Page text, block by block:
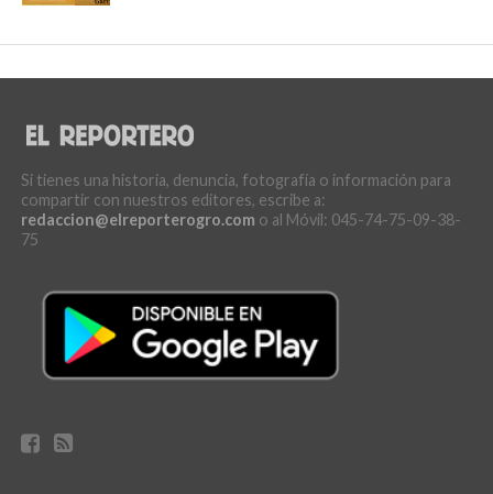
Si tienes una historia, denuncia, fotografía o información para
compartir con nuestros editores, escribe a:
redaccion@elreporterogro.com o al Móvil: 045-74-75-09-38-
75